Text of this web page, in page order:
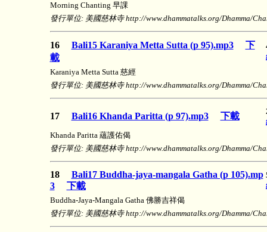
Morning Chanting 早課
發行單位: 美國慈林寺 http://www.dhammatalks.org/Dhamma/
16 Bali15 Karaniya Metta Sutta (p 95).mp3
下
載
Karaniya Metta Sutta 慈經
發行單位: 美國慈林寺 http://www.dhammatalks.org/Dhamma/
17 Bali16 Khanda Paritta (p 97).mp3 下載
Khanda Paritta 蘊護佑偈
發行單位: 美國慈林寺 http://www.dhammatalks.org/Dhamma/
18 Bali17 Buddha-jaya-mangala Gatha (p 105).mp
3
下載
Buddha-Jaya-Mangala Gatha 佛勝吉祥偈
發行單位: 美國慈林寺 http://www.dhammatalks.org/Dhamma/